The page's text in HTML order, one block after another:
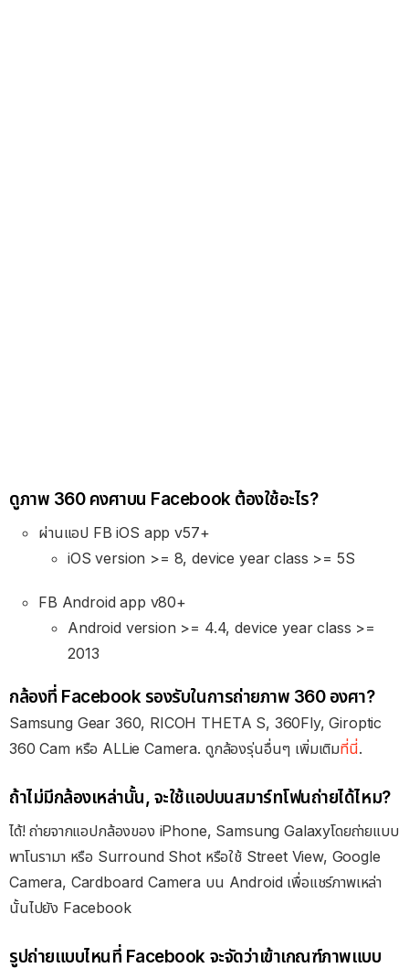
ดูภาพ 360 คงศาบน Facebook ต้องใช้อะไร?
ผ่านแอป FB iOS app v57+
iOS version >= 8, device year class >= 5S
FB Android app v80+
Android version >= 4.4, device year class >=
2013
กล้องที่ Facebook รองรับในการถ่ายภาพ 360 องศา?
Samsung Gear 360, RICOH THETA S, 360Fly, Giroptic
360 Cam หรือ ALLie Camera. ดูกล้องรุ่นอื่นๆ เพิ่มเติมที่นี่.
ถ้าไม่มีกล้องเหล่านั้น, จะใช้แอปบนสมาร์ทโฟนถ่ายได้ไหม?
ได้! ถ่ายจากแอปกล้องของ iPhone, Samsung Galaxyโดยถ่ายแบบ
พาโนรามา หรือ Surround Shot หรือใช้ Street View, Google
Camera, Cardboard Camera บน Android เพื่อแชร์ภาพเหล่า
นั้นไปยัง Facebook
รูปถ่ายแบบไหนที่ Facebook จะจัดว่าเข้าเกณฑ์ภาพแบบ